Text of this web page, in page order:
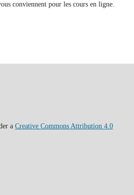
conviennent pour les cours en ligne.
a Creative Commons Attribution 4.0